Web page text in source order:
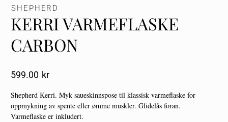
SHEPHERD
KERRI VARMEFLASKE
CARBON
599.00 Kr
Shepherd Kerri. Myk saueskinnspose til klassisk varmeflaske for
oppmykning av spente eller ømme muskler. Glidelås foran.
Varmeflaske er inkludert.